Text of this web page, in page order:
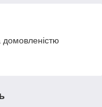
домовленістю